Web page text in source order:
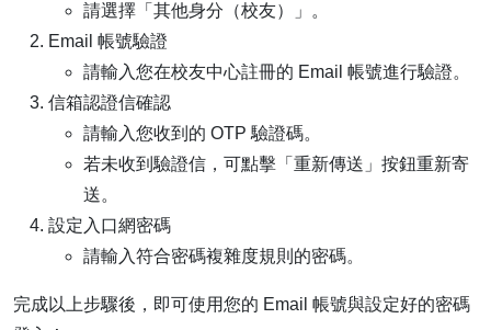
請選擇「其他身分（校友）」。
Email 帳號驗證
請輸入您在校友中心註冊的 Email 帳號進行驗證。
信箱認證信確認
請輸入您收到的 OTP 驗證碼。
若未收到驗證信，可點擊「重新傳送」按鈕重新寄
送。
設定入口網密碼
請輸入符合密碼複雜度規則的密碼。
完成以上步驟後，即可使用您的 Email 帳號與設定好的密碼